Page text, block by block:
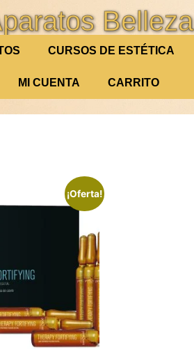
Belleza
CURSOS DE ESTÉTICA
MI CUENTA CARRITO
¡Oferta!